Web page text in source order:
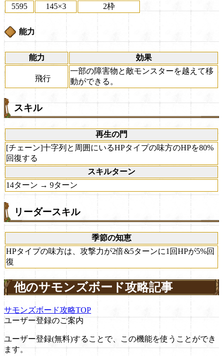
5595
145×3 2枠
能力
能力 効果
飛行
一部の障害物と敵モンスターを越えて移
動ができる。
スキル
再生の門
[チェーン]十字列と周囲にいるHPタイプの味方のHPを80%
回復する
スキルターン
14ターン → 9ターン
リーダースキル
季節の知恵
HPタイプの味方は、攻撃力が2倍&5ターンに1回HPが5%回
復
他のサモンズボード攻略記事
サモンズボード攻略TOP
ユーザー登録のご案内
ユーザー登録(無料)することで、この機能を使うことができ
ます。